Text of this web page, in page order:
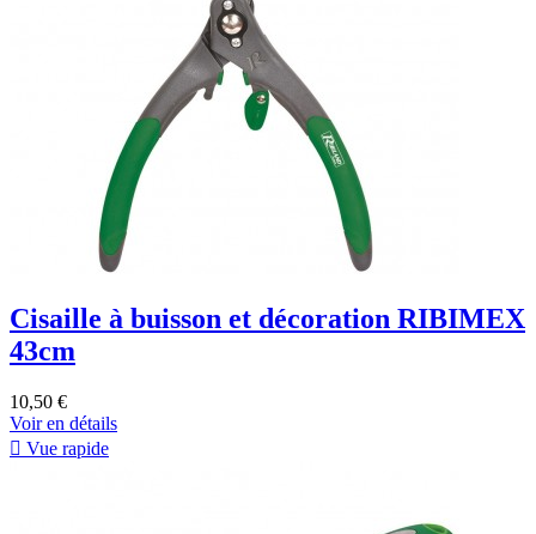
Cisaille à buisson et décoration RIBIMEX
43cm
10,50 €
Voir en détails
 Vue rapide